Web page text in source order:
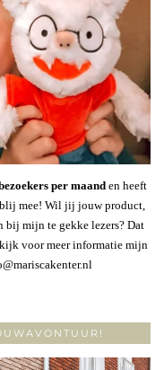
per maanden heeft
blij mee! Wil jij jouw product,
bij mijn te gekke lezers? Dat
voor meer informatie mijn